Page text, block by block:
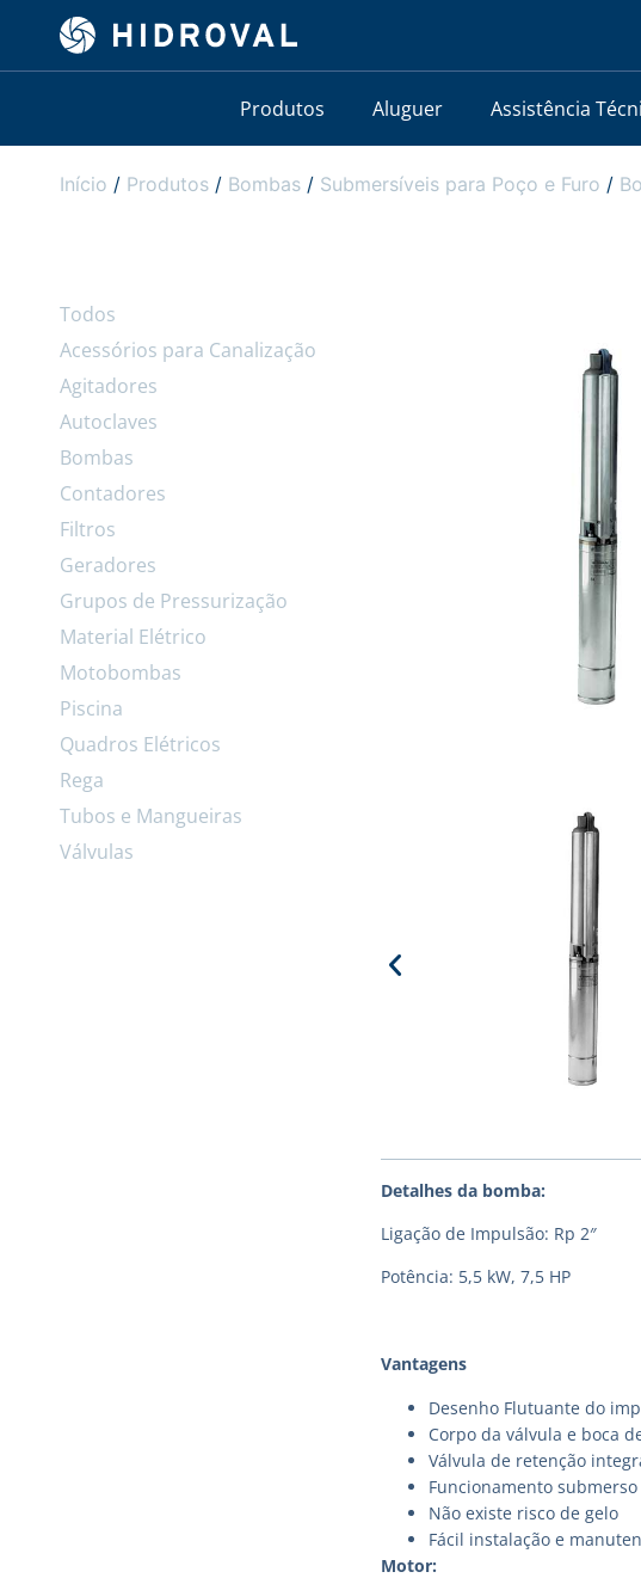
Produtos Aluguer Assistência
Início / Produtos / Bombas / Submersíveis para Poço e Furo /
Todos
Acessórios para Canalização
Agitadores
Autoclaves
Bombas
Contadores
Filtros
Geradores
Grupos de Pressurização
Material Elétrico
Motobombas
Piscina
Quadros Elétricos
Rega
Tubos e Mangueiras
Válvulas
Detalhes da bomba:
Ligação de Impulsão: Rp 2″
Potência: 5,5 kW, 7,5 HP
Vantagens
Desenho Flutuante do
Corpo da válvula e boca
Válvula de retenção
Funcionamento
Não existe risco de gelo
Fácil instalação e
Motor: